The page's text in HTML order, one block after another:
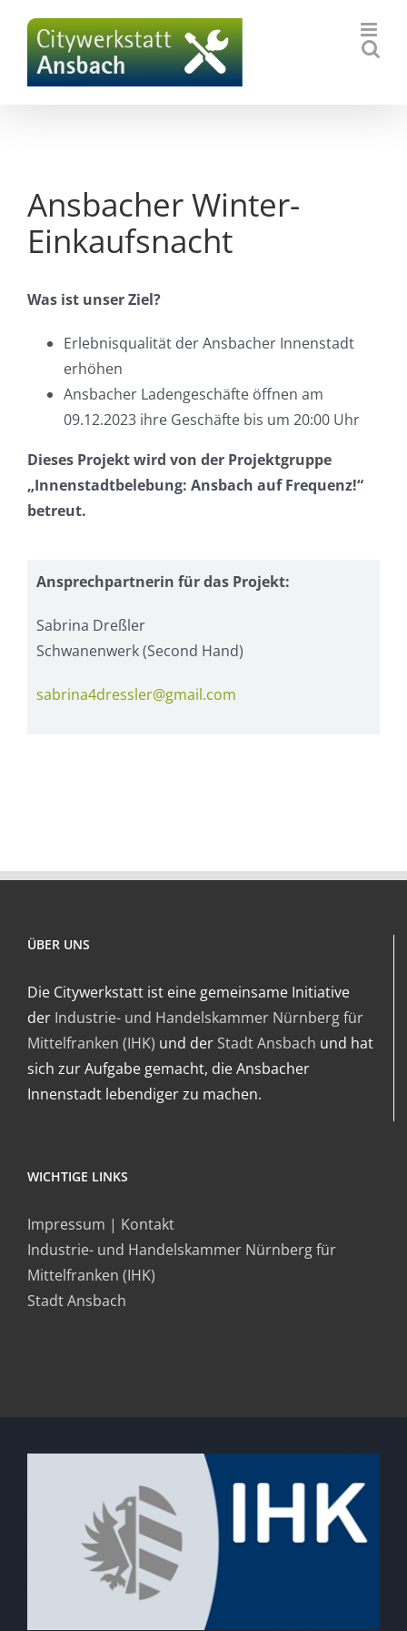
Inhalt
springen
Ansbacher Winter-
Einkaufsnacht
Was ist unser Ziel?
Erlebnisqualität der Ansbacher Innenstadt
erhöhen
Ansbacher Ladengeschäfte öffnen am
09.12.2023 ihre Geschäfte bis um 20:00 Uhr
Dieses Projekt wird von der Projektgruppe
„Innenstadtbelebung: Ansbach auf Frequenz!“
betreut.
Ansprechpartnerin für das Projekt:
Sabrina Dreßler
Schwanenwerk (Second Hand)
sabrina4dressler@gmail.com
ÜBER UNS
Die Citywerkstatt ist eine gemeinsame Initiative
der Industrie- und Handelskammer Nürnberg für
Mittelfranken (IHK) und der Stadt Ansbach und hat
sich zur Aufgabe gemacht, die Ansbacher
Innenstadt lebendiger zu machen.
WICHTIGE LINKS
Impressum | Kontakt
Industrie- und Handelskammer Nürnberg für
Mittelfranken (IHK)
Stadt Ansbach